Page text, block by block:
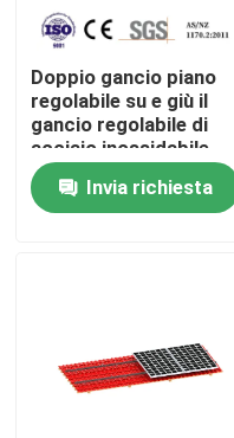
Casa
Prodotti
Video
Circa noi
Doppio gancio piano
regolabile su e giù il
gancio regolabile di
acciaio inossidabile
del gancio
pricipalmente per
Europa
Invia richiesta